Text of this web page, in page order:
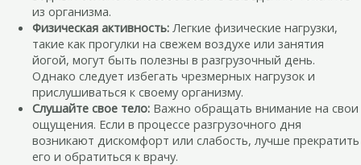
из организма.
Физическая активность: Легкие физические нагрузки,
такие как прогулки на свежем воздухе или занятия
йогой, могут быть полезны в разгрузочный день.
Однако следует избегать чрезмерных нагрузок и
прислушиваться к своему организму.
Слушайте свое тело: Важно обращать внимание на свои
ощущения. Если в процессе разгрузочного дня
возникают дискомфорт или слабость, лучше прекратить
его и обратиться к врачу.